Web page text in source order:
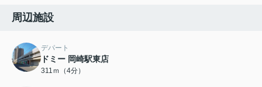
周辺施設
デパート
ドミー 岡崎駅東店
311ｍ（4分）